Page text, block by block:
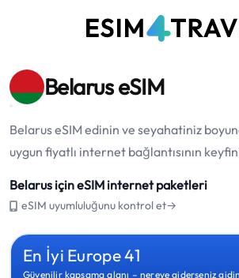
Belarus eSIM
Belarus eSIM edinin ve seyahatiniz
uygun fiyatlı internet bağlantısının
Belarus için eSIM internet paketleri
eSIM uyumluluğunu kontrol et→
En İyi Europe 41
Güvenilir kapsama alanı – nereye giderseniz